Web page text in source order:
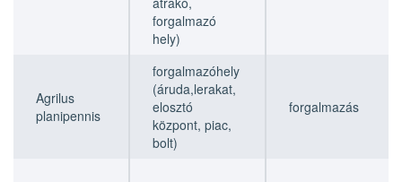
forgalmazó
hely)
Agrilus
planipennis
forgalmazóhely
(áruda,lerakat,
elosztó
központ, piac,
bolt)
forgalmazás